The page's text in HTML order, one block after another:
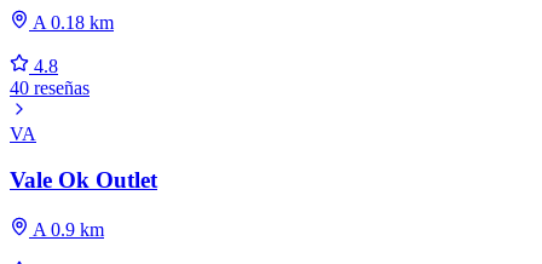
A 0.18 km
4.8
40 reseñas
VA
Vale Ok Outlet
A 0.9 km